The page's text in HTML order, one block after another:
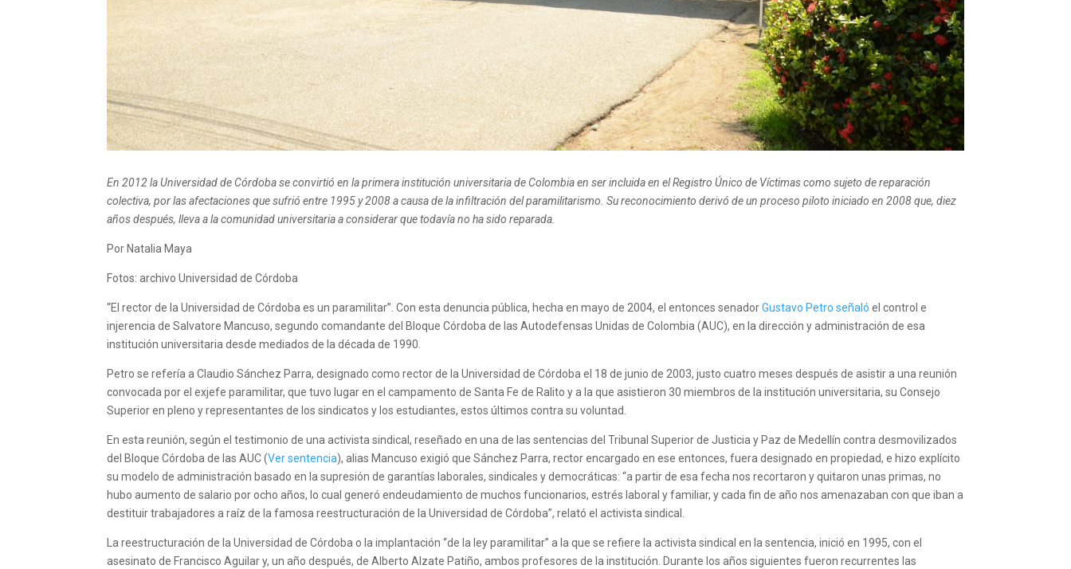
En 2012 la Universidad de Córdoba se convirtió en la primera institución universitaria de Colombia en ser incluida en el Registro Único de Víctimas como sujeto de reparación
colectiva, por las afectaciones que sufrió entre 1995 y 2008 a causa de la infiltración del paramilitarismo. Su reconocimiento derivó de un proceso piloto iniciado en 2008 que, diez
años después, lleva a la comunidad universitaria a considerar que todavía no ha sido reparada.
Por Natalia Maya
Fotos: archivo Universidad de Córdoba
“El rector de la Universidad de Córdoba es un paramilitar”. Con esta denuncia pública, hecha en mayo de 2004, el entonces senadorGustavo Petro señaló el control e
injerencia de Salvatore Mancuso, segundo comandante del Bloque Córdoba de las Autodefensas Unidas de Colombia (AUC), en la dirección y administración de esa
institución universitaria desde mediados de la década de 1990.
Petro se refería a Claudio Sánchez Parra, designado como rector de la Universidad de Córdoba el 18 de junio de 2003, justo cuatro meses después de asistir a una reunión
convocada por el exjefe paramilitar, que tuvo lugar en el campamento de Santa Fe de Ralito y a la que asistieron 30 miembros de la institución universitaria, su Consejo
Superior en pleno y representantes de los sindicatos y los estudiantes, estos últimos contra su voluntad.
En esta reunión, según el testimonio de una activista sindical, reseñado en una de las sentencias del Tribunal Superior de Justicia y Paz de Medellín contra desmovilizados
del Bloque Córdoba de las AUC (Ver sentencia), alias Mancuso exigió que Sánchez Parra, rector encargado en ese entonces, fuera designado en propiedad, e hizo explícito
su modelo de administración basado en la supresión de garantías laborales, sindicales y democráticas: “a partir de esa fecha nos recortaron y quitaron unas primas, no
hubo aumento de salario por ocho años, lo cual generó endeudamiento de muchos funcionarios, estrés laboral y familiar, y cada fin de año nos amenazaban con que iban a
destituir trabajadores a raíz de la famosa reestructuración de la Universidad de Córdoba”, relató el activista sindical.
La reestructuración de la Universidad de Córdoba o la implantación “de la ley paramilitar” a la que se refiere la activista sindical en la sentencia, inició en 1995, con el
asesinato de Francisco Aguilar y, un año después, de Alberto Alzate Patiño, ambos profesores de la institución. Durante los años siguientes fueron recurrentes las